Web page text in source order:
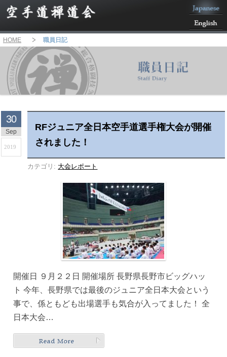
HOME 職員日記
RFジュニア全日本空手道選手権大会が開催
されました！
30
Sep
2019
カテゴリ: 大会レポート
開催日 ９月２２日 開催場所 長野県長野市ビッグハッ
ト 今年、長野県では最後のジュニア全日本大会という
事で、係ともども出場選手も気合が入ってました！ 全
日本大会…